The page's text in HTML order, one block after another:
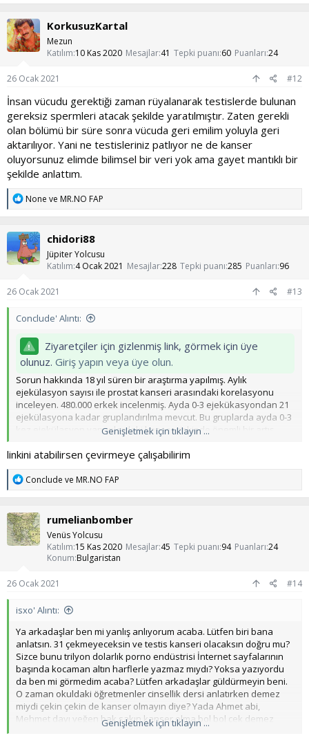
p
k
i
l
e
KorkusuzKartal
Mezun
Katılım 10 Kas 2020 Mesajlar 41 Tepki puanı 60 Puanları 24
26 Ocak 2021 #12
İnsan vücudu gerektiği zaman rüyalanarak testislerde bulunan
gereksiz spermleri atacak şekilde yaratılmıştır. Zaten gerekli
olan bölümü bir süre sonra vücuda geri emilim yoluyla geri
aktarılıyor. Yani ne testisleriniz patlıyor ne de kanser
oluyorsunuz elimde bilimsel bir veri yok ama gayet mantıklı bir
şekilde anlattım.
T
p
k
i
l
e
None ve MR.NO FAP
chidori88
Jüpiter Yolcusu
Katılım 4 Ocak 2021 Mesajlar228 Tepki puanı 285 Puanları 96
26 Ocak 2021 #13
Conclude' Alıntı:
Ziyaretçiler için gizlenmiş link, görmek için üye
olunuz. Giriş yapın veya üye olun.
Sorun hakkında 18 yıl süren bir araştırma yapılmış. Aylık
ejekülasyon sayısı ile prostat kanseri arasındaki korelasyonu
inceleyen. 480.000 erkek incelenmiş. Ayda 0-3 ejekükasyondan 21
ejekülasyona kadar gruplandırılma mevcut. Bu gruplarda ayda 0-3
kez ejekülasyon yapanlardaki kanser riskinde önemli bir artış
0.8 e düşen bir risk mevcut. Diğer gruplarda 0.9 1 gibi değişiyor. Bu
çevirilebilirse faydalı olacağını düşünüyorum.
Genişletmek için tıklayın ...
linkini atabilirsen çevirmeye çalışabilirim
T
p
k
i
l
e
Conclude ve MR.NO FAP
rumelianbomber
Venüs Yolcusu
Katılım 15 Kas 2020 Mesajlar 45 Tepki puanı 94 Puanları 24
Konum Bulgaristan
26 Ocak 2021 #14
isxo' Alıntı:
Ya arkadaşlar ben mi yanlış anlıyorum acaba. Lütfen biri bana
anlatsın. 31 çekmeyeceksin ve testis kanseri olacaksın doğru mu?
Sizce bunu trilyon dolarlık porno endüstrisi İnternet sayfalarının
başında kocaman altın harflerle yazmaz mıydı? Yoksa yazıyordu
da ben mi görmedim acaba? Lütfen arkadaşlar güldürmeyin beni.
O zaman okuldaki öğretmenler cinsellik dersi anlatırken demez
miydi çekin çekin de kanser olmayın diye? Yada Ahmet abi,
Mehmet dayı yeğen bak sakın kanser olma bol bol çek demez
Genişletmek için tıklayın ...